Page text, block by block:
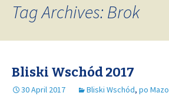
Tag Archives: Brok
Bliski Wschód 2017
30 April 2017 Bliski Wschód, po